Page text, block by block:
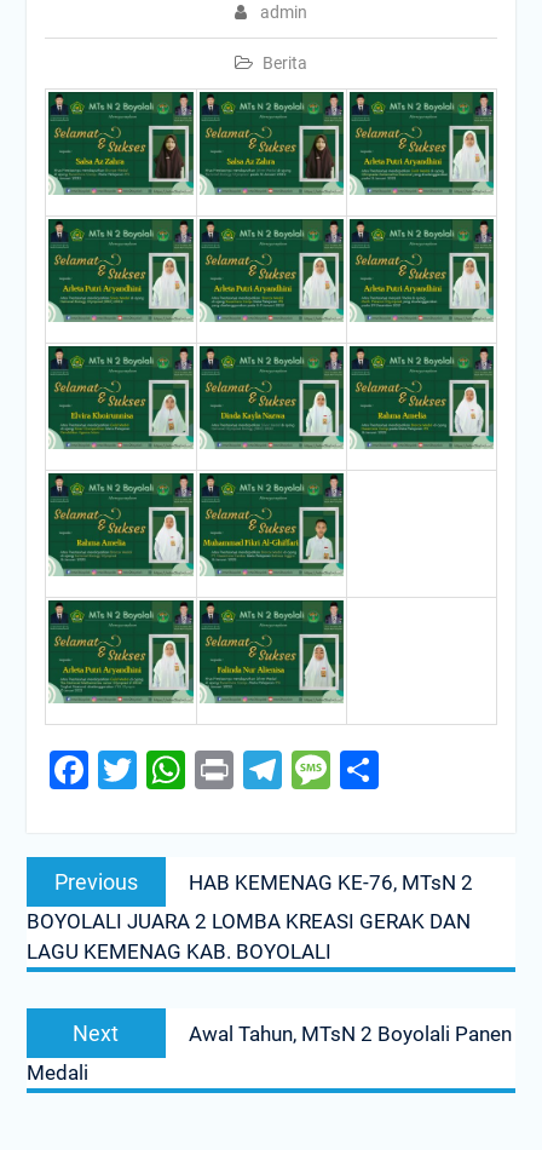
admin
Berita
Facebook
Twitter
WhatsApp
PrintTelegram
Message
Share
Post
navigation
Previous
post:
HAB KEMENAG KE-76, MTsN 2
BOYOLALI JUARA 2 LOMBA KREASI GERAK DAN
LAGU KEMENAG KAB. BOYOLALI
Next
post:
Awal Tahun, MTsN 2 Boyolali Panen
Medali